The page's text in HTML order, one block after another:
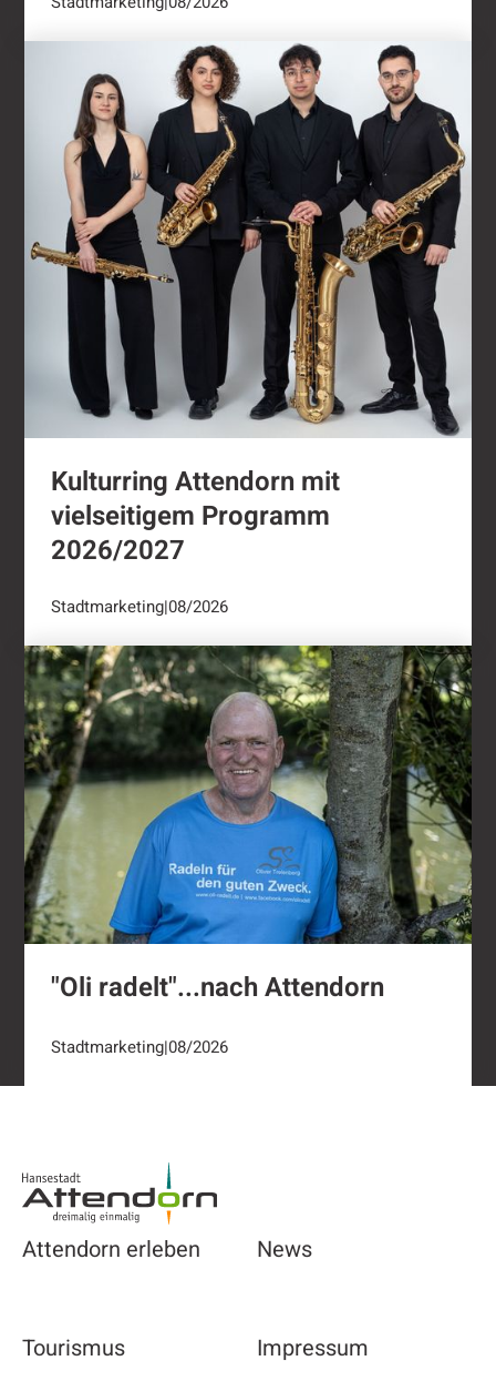
Kulturring Attendorn mit vielseitigem
Kulturring Attendorn mit
vielseitigem Programm
2026/2027
Stadtmarketing|08/2026
"Oli radelt"...nach Attendorn
"Oli radelt"...nach Attendorn
Stadtmarketing|08/2026
Attendorn erleben
Tourismus
News
Impressum